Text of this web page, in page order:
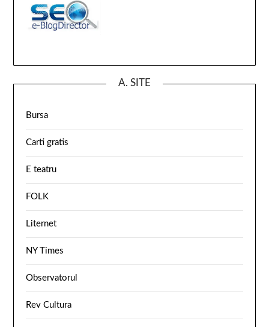
A. SITE
Bursa
Carti gratis
E teatru
FOLK
Liternet
NY Times
Observatorul
Rev Cultura